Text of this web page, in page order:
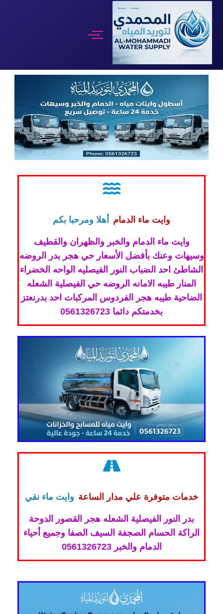
تخطى
إلى
وايت ماء الدمام أهلا ومرحبا بكم
وايت ماء الدمام والخبر والظهران والقطيف
وسيهات وعنك بأفضل الأسعار حي هجر بدر الروضه
الشاطئ احد الضباب النور الفيصليه الواحه الخضراء
المنار طيبه الامانه الروضه حي الفيصلية الشعله
الضاحية طيبه هجر الفردوس المركبات احد بدرنعتز
بخدمتكم دائما 0561326723
خدمات متوفرة علي مدار الساعة وايت ماء نقي
بدر النور الفيصلية الشعله هجر القصور الدوحة
الراكة الحسام الصجفة السيف الصفا وجميع أحياء
الدمام والخبر 0561326723